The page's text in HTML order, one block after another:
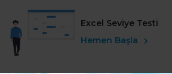
Excel Seviye Testi
Hemen Başla